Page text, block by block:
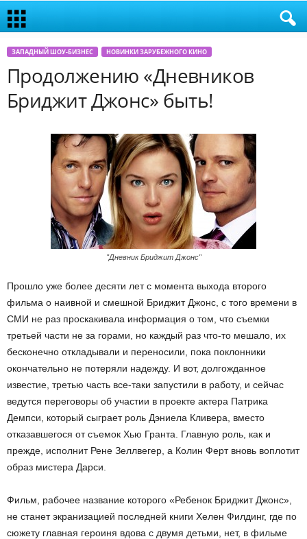
ЗАПАДНЫЙ ШОУ-БИЗНЕС НОВИНКИ ЗАРУБЕЖНОГО КИНО
Продолжению «Дневников
Бриджит Джонс» быть!
"Дневник Бриджит Джонс"
Прошло уже более десяти лет с момента выхода второго
фильма о наивной и смешной Бриджит Джонс, с того времени в
СМИ не раз проскакивала информация о том, что съемки
третьей части не за горами, но каждый раз что-то мешало, их
бесконечно откладывали и переносили, пока поклонники
окончательно не потеряли надежду. И вот, долгожданное
известие, третью часть все-таки запустили в работу, и сейчас
ведутся переговоры об участии в проекте актера Патрика
Демпси, который сыграет роль Дэниела Кливера, вместо
отказавшегося от съемок Хью Гранта. Главную роль, как и
прежде, исполнит Рене Зеллвегер, а Колин Ферт вновь воплотит
образ мистера Дарси.
Фильм, рабочее название которого «Ребенок Бриджит Джонс»,
не станет экранизацией последней книги Хелен Филдинг, где по
сюжету главная героиня вдова с двумя детьми, нет, в фильме